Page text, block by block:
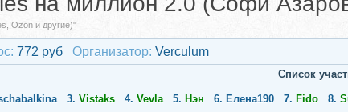
Ozon и другие)"
772 руб Организатор: Verculum
Список
3. Vistaks 4. Vevla 5. Нэн 6. Елена190 7. Fido 8.